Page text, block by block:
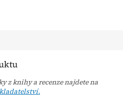
z knihy a recenze najdete na